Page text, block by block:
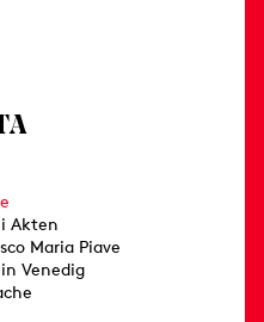
Akten
Maria Piave
Venedig